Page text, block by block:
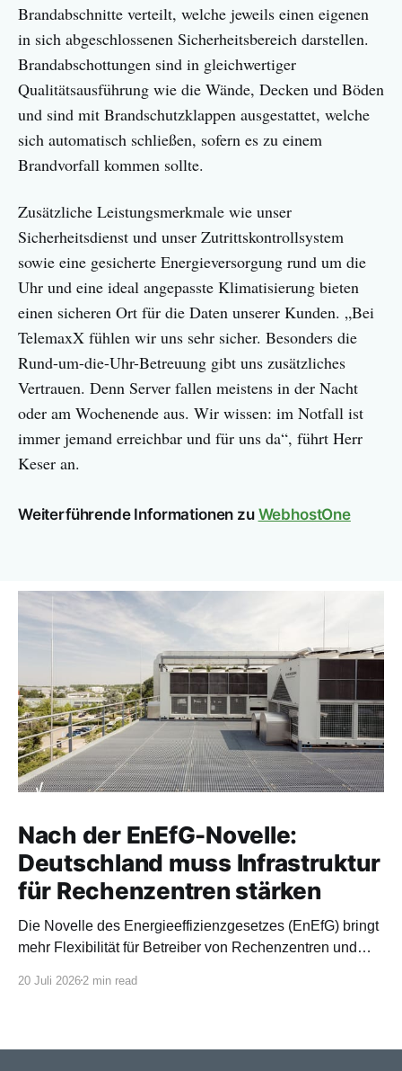
Brandabschnitte verteilt, welche jeweils einen eigenen
in sich abgeschlossenen Sicherheitsbereich darstellen.
Brandabschottungen sind in gleichwertiger
Qualitätsausführung wie die Wände, Decken und Böden
und sind mit Brandschutzklappen ausgestattet, welche
sich automatisch schließen, sofern es zu einem
Brandvorfall kommen sollte.
Zusätzliche Leistungsmerkmale wie unser
Sicherheitsdienst und unser Zutrittskontrollsystem
sowie eine gesicherte Energieversorgung rund um die
Uhr und eine ideal angepasste Klimatisierung bieten
einen sicheren Ort für die Daten unserer Kunden. „Bei
TelemaxX fühlen wir uns sehr sicher. Besonders die
Rund-um-die-Uhr-Betreuung gibt uns zusätzliches
Vertrauen. Denn Server fallen meistens in der Nacht
oder am Wochenende aus. Wir wissen: im Notfall ist
immer jemand erreichbar und für uns da“, führt Herr
Keser an.
Weiterführende Informationen zu WebhostOne
Nach der EnEfG-Novelle:
Deutschland muss Infrastruktur
für Rechenzentren stärken
Die Novelle des Energieeffizienzgesetzes (EnEfG) bringt
mehr Flexibilität für Betreiber von Rechenzentren und
20 Juli 2026 2 min read